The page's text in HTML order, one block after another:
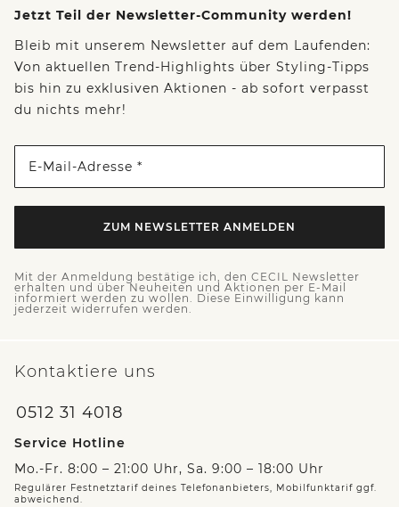
Jetzt Teil der Newsletter-Community werden!
Bleib mit unserem Newsletter auf dem Laufenden:
Von aktuellen Trend-Highlights über Styling-Tipps
bis hin zu exklusiven Aktionen - ab sofort verpasst
du nichts mehr!
E-Mail-Adresse *
ZUM NEWSLETTER ANMELDEN
Mit der Anmeldung bestätige ich, den CECIL Newsletter
erhalten und über Neuheiten und Aktionen per E-Mail
informiert werden zu wollen. Diese Einwilligung kann
jederzeit widerrufen werden.
Kontaktiere uns
0512 31 4018
Service Hotline
Mo.-Fr. 8:00 – 21:00 Uhr, Sa. 9:00 – 18:00 Uhr
Regulärer Festnetztarif deines Telefonanbieters, Mobilfunktarif ggf.
abweichend.